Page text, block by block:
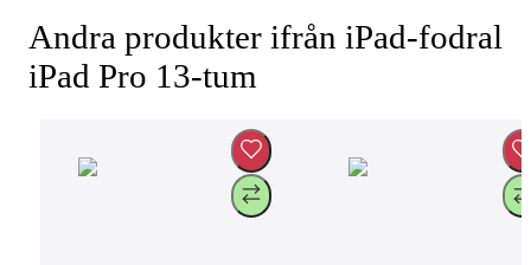
Andra produkter ifrån iPad-fodral
iPad Pro 13-tum